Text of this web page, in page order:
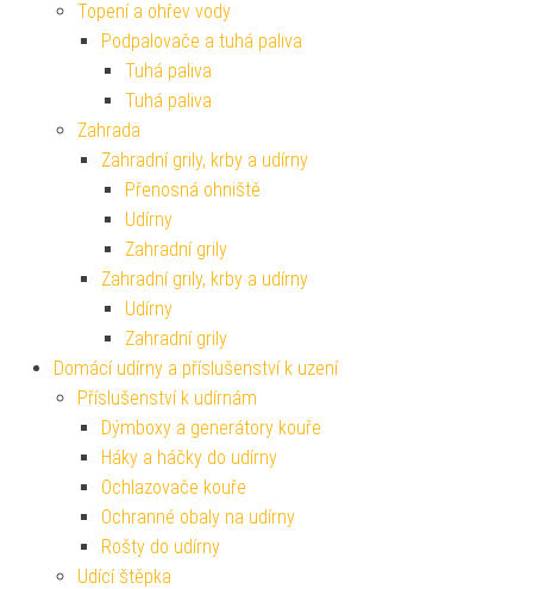
Topení a ohřev vody
Podpalovače a tuhá paliva
Tuhá paliva
Tuhá paliva
Zahrada
Zahradní grily, krby a udírny
Přenosná ohniště
Udírny
Zahradní grily
Zahradní grily, krby a udírny
Udírny
Zahradní grily
Domácí udírny a příslušenství k uzení
Příslušenství k udírnám
Dýmboxy a generátory kouře
Háky a háčky do udírny
Ochlazovače kouře
Ochranné obaly na udírny
Rošty do udírny
Udící štěpka